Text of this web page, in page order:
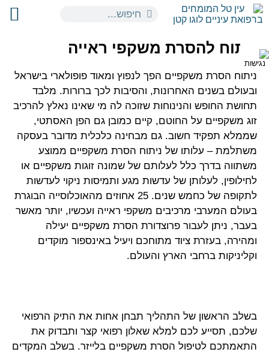
ניתוח להסרת משקפי ראייה
ניתוח הסרת משקפיים הפך לנפוץ ומאוד פופולארי בישראל
ובעולם בשנים האחרונות, והסיבות לכך ברורות. מלבד
תחושת החופש והנינוחות שזוכה לה מי שאינו נאלץ להרכיב
זוג משקפיים על החוטם, קיים כמובן גם הפן האסתטי,
שממלא תפקיד חשוב. גם מבחינה כלכלית מדובר בעסקה
משתלמת – עלותו של ניתוח הסרת משקפיים ממוצע
משתווה בדרך כלל לעלותם של שמונה זוגות משקפיים או
לחילופין, לעלותן של עדשות מגע ותמיסות ניקוי לעדשות
לתקופה של כחמש שנים. 25 אחוזים מהאוכלוסייה הבוגרת
בעולם המערבי מרכיבים משקפי ראייה ועכשיו, יותר מאשר
בעבר, ניתן לעבור פרוצדורת הסרת משקפיים יעילה
ומהירה, בעזרת ציוד מתוחכם ויעיל באינספור מוקדים
וקליניקות ברחבי הארץ והעולם.
בשלב הראשון של התהליך תבחן אחות את התיק הרפואי
שלכם, תסייע לכם למלא שאלון רפואי קצר ותבדוק את
התאמתכם לטיפול הסרת משקפיים בלייזר. בשלב המקדים